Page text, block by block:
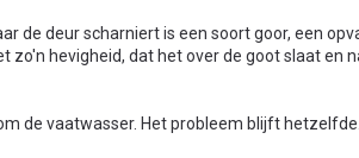
de deur scharniert is een soort goor, een
zo'n hevigheid, dat het over de goot slaat en
de vaatwasser. Het probleem blijft